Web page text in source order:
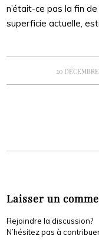
n’était-ce pas la fin
superficie actuelle,
20 /
Laisser un
Rejoindre la discussion?
N’hésitez pas à